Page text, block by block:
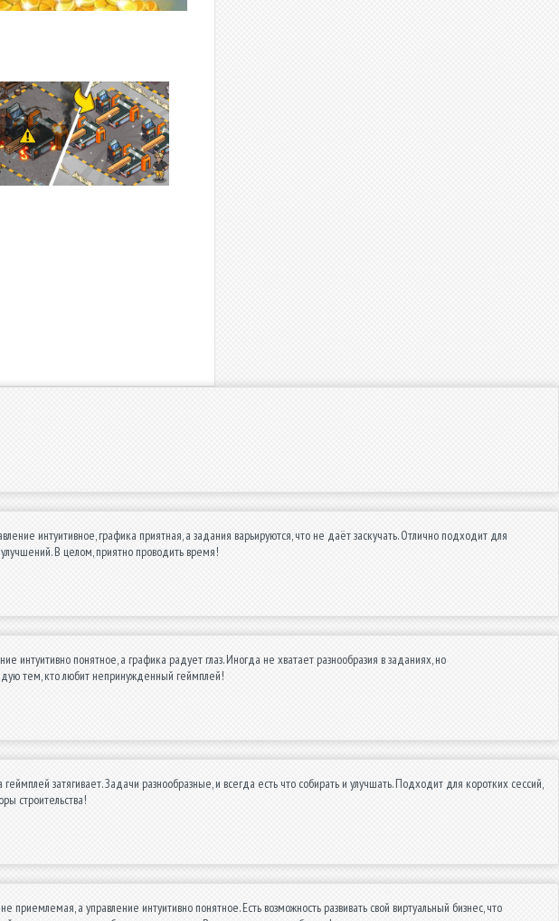
интуитивное, графика приятная, а задания варьируются, что не даёт заскучать. Отлично подходит для
В целом, приятно проводить время!
интуитивно понятное, а графика радует глаз. Иногда не хватает разнообразия в заданиях, но
тем, кто любит непринужденный геймплей!
затягивает. Задачи разнообразные, и всегда есть что собирать и улучшать. Подходит для коротких сессий,
строительства!
а управление интуитивно понятное. Есть возможность развивать свой виртуальный бизнес, что